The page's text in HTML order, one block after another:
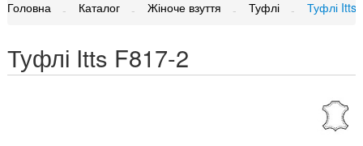
Головна Каталог Жіноче взуття Туфлі Туфлі Itts
Туфлі Itts F817-2